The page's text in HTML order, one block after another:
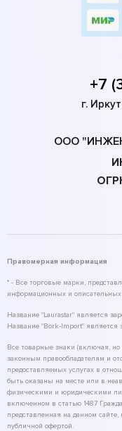
+7
г.
ООО
Правомерная информация
* - Все торговые марки,
информационных и описательных
Название "Laurastar" является
Название "Bork-Import" является
Все товарные знаки (включая,
законным правообладателям и
предоставляемых услугах в
быть оказаны на месте или в
физическими и юридическими
включенном в статью 1487
представленная на данном
публичной офертой.